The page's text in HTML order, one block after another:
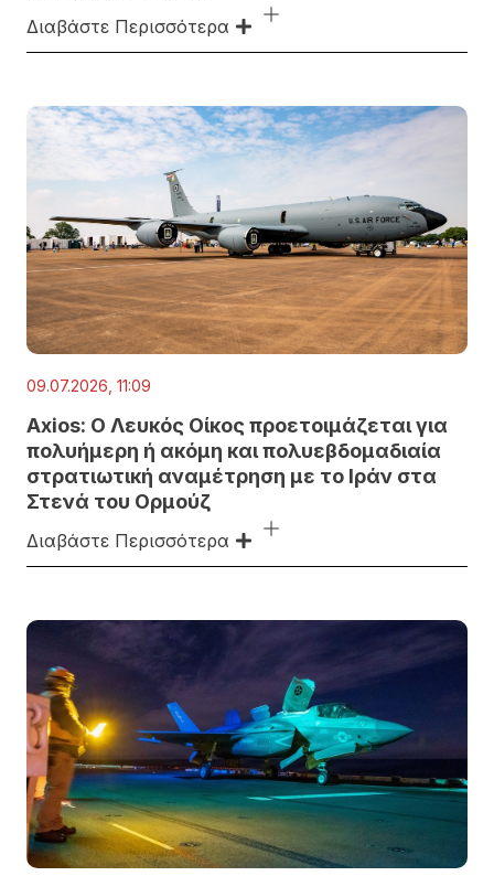
Διαβάστε Περισσότερα
09.07.2026, 11:09
Axios: Ο Λευκός Οίκος προετοιμάζεται για
πολυήμερη ή ακόμη και πολυεβδομαδιαία
στρατιωτική αναμέτρηση με το Ιράν στα
Στενά του Ορμούζ
Διαβάστε Περισσότερα